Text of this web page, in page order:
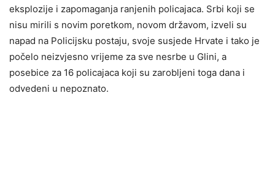
eksplozije i zapomaganja ranjenih policajaca. Srbi koji se
nisu mirili s novim poretkom, novom državom, izveli su
napad na Policijsku postaju, svoje susjede Hrvate i tako je
počelo neizvjesno vrijeme za sve nesrbe u Glini, a
posebice za 16 policajaca koji su zarobljeni toga dana i
odvedeni u nepoznato.